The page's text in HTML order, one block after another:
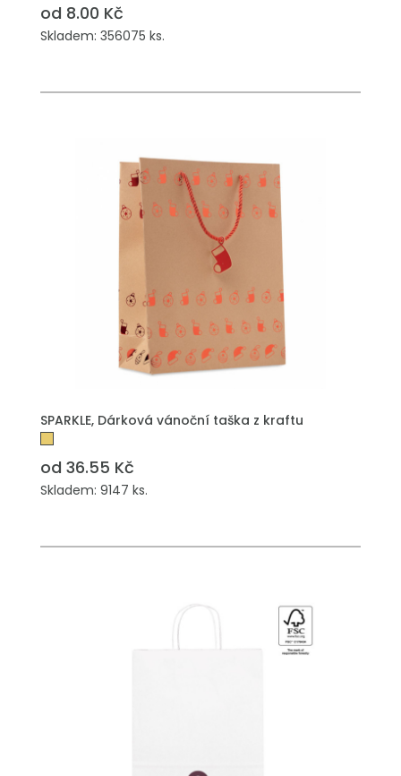
od 8.00 Kč
Skladem: 356075 ks.
SPARKLE, Dárková vánoční taška z kraftu
od 36.55 Kč
Skladem: 9147 ks.